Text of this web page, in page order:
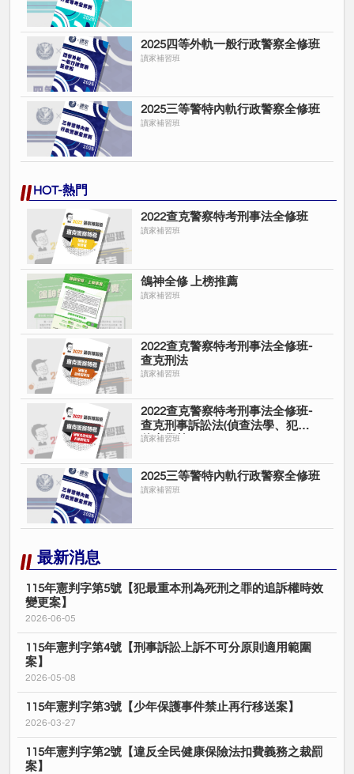
2025四等外軌一般行政警察全修班
讀家補習班
2025三等警特內軌行政警察全修班
讀家補習班
HOT-熱門
2022查克警察特考刑事法全修班
讀家補習班
鴿神全修 上榜推薦
讀家補習班
2022查克警察特考刑事法全修班-
查克刑法
讀家補習班
2022查克警察特考刑事法全修班-
查克刑事訴訟法(偵查法學、犯罪
偵查學等)
讀家補習班
2025三等警特內軌行政警察全修班
讀家補習班
最新消息
115年憲判字第5號【犯最重本刑為死刑之罪的追訴權時效
變更案】
2026-06-05
115年憲判字第4號【刑事訴訟上訴不可分原則適用範圍
案】
2026-05-08
115年憲判字第3號【少年保護事件禁止再行移送案】
2026-03-27
115年憲判字第2號【違反全民健康保險法扣費義務之裁罰
案】